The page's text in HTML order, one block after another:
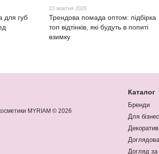
для губ
23 жовтня 2025
Трендова помада оптом: підбірка
топ відтінків, які будуть в попиті
взимку
MYRIAM © 2026
Каталог
Бренди
Для
Догляд